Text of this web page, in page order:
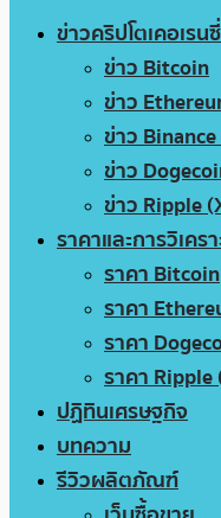
ข่าวคริปโตเคอเรนซี่
ข่าว Bitcoin
ข่าว
ข่าว
ข่าว
ข่าว Ripple
ราคาและการวิเคร
ราคา Bitcoin
ราคา
ราคา
ราคา Ripple
ปฏิทินเศรษฐกิจ
บทความ
รีวิวผลิตภัณฑ์